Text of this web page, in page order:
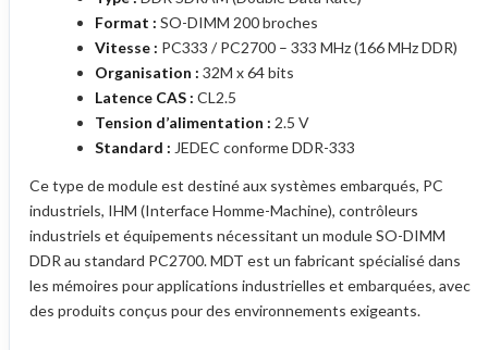
Format : SO-DIMM 200 broches
Vitesse : PC333 / PC2700 – 333 MHz (166 MHz DDR)
Organisation : 32M x 64 bits
Latence CAS : CL2.5
Tension d’alimentation : 2.5 V
Standard : JEDEC conforme DDR-333
Ce type de module est destiné aux systèmes embarqués, PC
industriels, IHM (Interface Homme-Machine), contrôleurs
industriels et équipements nécessitant un module SO-DIMM
DDR au standard PC2700. MDT est un fabricant spécialisé dans
les mémoires pour applications industrielles et embarquées, avec
des produits conçus pour des environnements exigeants.